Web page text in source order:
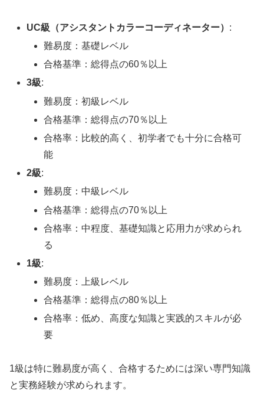
UC級（アシスタントカラーコーディネーター） :
難易度：基礎レベル
合格基準：総得点の60％以上
3級:
難易度：初級レベル
合格基準：総得点の70％以上
合格率：比較的高く、初学者でも十分に合格可
能
2級:
難易度：中級レベル
合格基準：総得点の70％以上
合格率：中程度、基礎知識と応用力が求められ
る
1級:
難易度：上級レベル
合格基準：総得点の80％以上
合格率：低め、高度な知識と実践的スキルが必
要
1級は特に難易度が高く、合格するためには深い専門知識
と実務経験が求められます。